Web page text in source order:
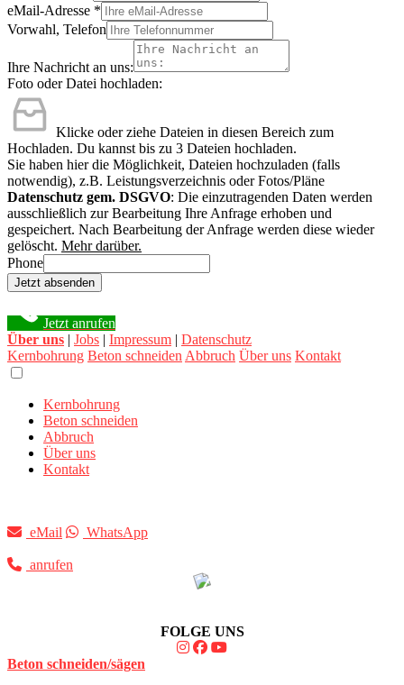
eMail-Adresse *
Vorwahl, Telefon
Ihre Nachricht an uns:
Foto oder Datei hochladen:
Klicke oder ziehe Dateien in diesen Bereich zum
Hochladen. Du kannst bis zu 3 Dateien hochladen.
Sie haben hier die Möglichkeit, Dateien hochzuladen (falls
notwendig), z.B. Leistungsverzeichnis oder Fotos/Pläne
Datenschutz gem. DSGVO: Die einzutragenden Daten werden
ausschließlich zur Bearbeitung Ihre Anfrage erhoben und
gespeichert. Nach Bearbeitung der Anfrage werden diese wieder
gelöscht. Mehr darüber.
Phone
Jetzt absenden
Jetzt anrufen
Über uns | Jobs | Impressum | Datenschutz
Kernbohrung Beton schneiden Abbruch Über uns Kontakt
Kernbohrung
Beton schneiden
Abbruch
Über uns
Kontakt
eMail WhatsApp
anrufen
FOLGE UNS
Beton schneiden/sägen